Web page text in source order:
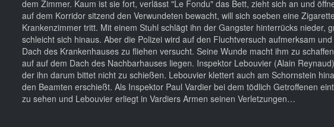
dem Zimmer. Kaum ist sie fort, verlässt "Le Fondu" das Bett, zieht sich an und
auf dem Korridor sitzend den Verwundeten bewacht, will sich soeben eine
Krankenzimmer tritt. Mit einem Stuhl schlägt ihn der Gangster hinterrücks nieder,
schleicht sich hinaus. Aber die Polizei wird auf den Fluchtversuch aufmerksam
Dach des Krankenhauses zu fliehen versucht. Seine Wunde macht ihm zu
auf auf dem Dach des Nachbarhauses liegen. Inspektor Lebouvier (Alain
der ihn darum bittet nicht zu schießen. Lebouvier klettert auch am Schornstein
den Beamten erschießt. Als Inspektor Paul Vardier bei dem tödlich Getroffenen
zu sehen und Lebouvier erliegt in Vardiers Armen seinen Verletzungen…